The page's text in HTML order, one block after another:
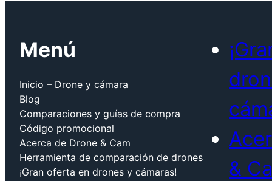
Menú
Inicio – Drone y cámara
Blog
Comparaciones y guías de compra
Código promocional
Acerca de Drone & Cam
Herramienta de comparación de drones
¡Gran oferta en drones y cámaras!
&